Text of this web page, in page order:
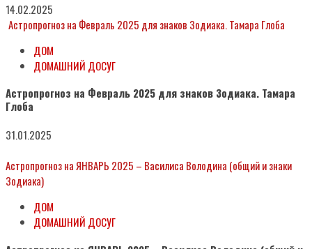
14.02.2025
Астропрогноз на Февраль 2025 для знаков Зодиака. Тамара Глоба
ДОМ
ДОМАШНИЙ ДОСУГ
Астропрогноз на Февраль 2025 для знаков Зодиака. Тамара
Глоба
31.01.2025
Астропрогноз на ЯНВАРЬ 2025 – Василиса Володина (общий и знаки
Зодиака)
ДОМ
ДОМАШНИЙ ДОСУГ